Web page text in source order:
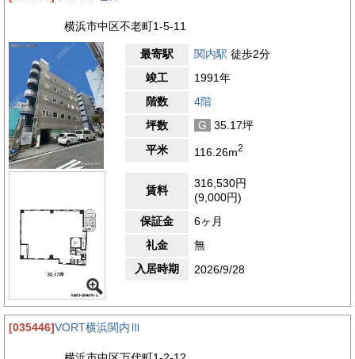
横浜市中区不老町1-5-11
最寄駅 関内駅 徒歩2分
竣工
1991年
階数
4階
坪数
G
35.17坪
平米
116.26m2
賃料
316,530円
(9,000円)
保証金
6ヶ月
礼金
無
入居時期
2026/9/28
[035446]VORT横浜関内Ⅲ